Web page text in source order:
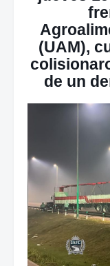
(UAM),
de un